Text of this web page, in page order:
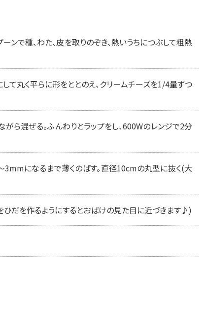
ンで種、わた、皮を取りのぞき、熱いうちにつぶして粗熱
て丸く平らに形をととのえ、クリームチーズを1/4量ずつ
ら混ぜる。ふんわりとラップをし、600Wのレンジで2分
になるまで薄くのばす。直径10cmの丸型に抜く(大
ひだを作るようにするとおばけの見た目に近づきます♪)